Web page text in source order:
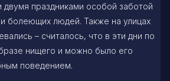
праздниками особой заботой
болеющих людей. Также на улицах
– считалось, что в эти дни по
нищего и можно было его
поведением.